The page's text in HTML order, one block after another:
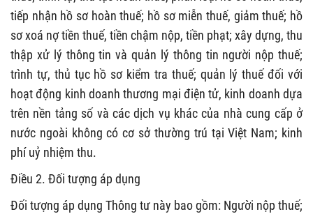
tiếp nhận hồ sơ hoàn thuế; hồ sơ miễn thuế, giảm thuế; hồ
sơ xoá nợ tiền thuế, tiền chậm nộp, tiền phạt; xây dựng, thu
thập xử lý thông tin và quản lý thông tin người nộp thuế;
trình tự, thủ tục hồ sơ kiểm tra thuế; quản lý thuế đối với
hoạt động kinh doanh thương mại điện tử, kinh doanh dựa
trên nền tảng số và các dịch vụ khác của nhà cung cấp ở
nước ngoài không có cơ sở thường trú tại Việt Nam; kinh
phí uỷ nhiệm thu.
Điều 2. Đối tượng áp dụng
Đối tượng áp dụng Thông tư này bao gồm: Người nộp thuế;